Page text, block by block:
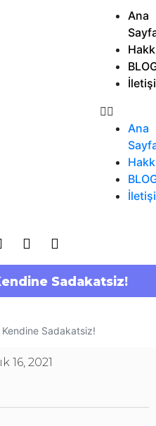
Ana
Ana
Sadakatsiz!
Sadakatsiz!
16, 2021